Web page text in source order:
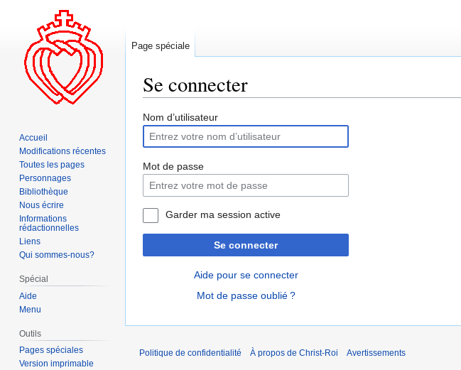
Se connecter
Aller
la
navigation
Aller
la
recherche
Nom d’utilisateur
Mot de passe
Garder ma session active
Se connecter
Aide pour se connecter
Mot de passe oublié ?
Page spéciale
Accueil
Modifications récentes
Toutes les pages
Personnages
Bibliothèque
Nous écrire
Informations
rédactionnelles
Liens
Qui sommes-nous?
Spécial
Aide
Menu
Outils
Pages spéciales
Version imprimable
Politique de confidentialité À propos de Christ-Roi Avertissements